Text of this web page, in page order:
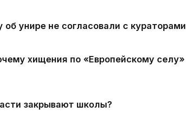
унире не согласовали с кураторами
хищения по «Европейскому селу»
закрывают школы?